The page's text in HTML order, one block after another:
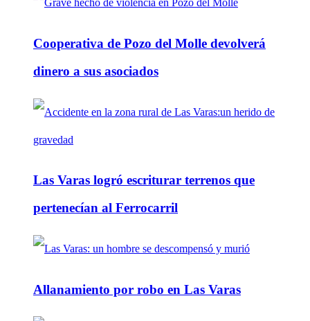
Cooperativa de Pozo del Molle devolverá
dinero a sus asociados
Las Varas logró escriturar terrenos que
pertenecían al Ferrocarril
Allanamiento por robo en Las Varas